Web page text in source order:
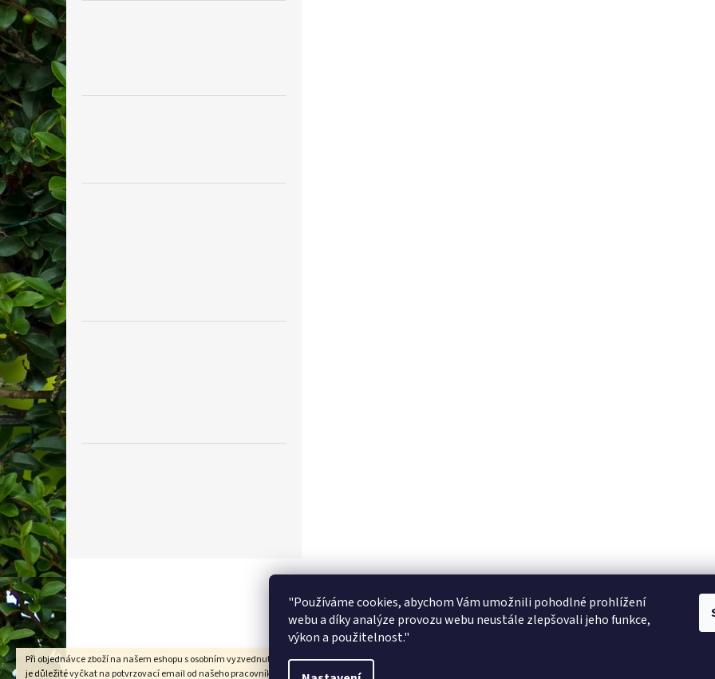
"Používáme cookies, abychom Vám umožnili pohodlné prohlížení
webu a díky analýze provozu webu neustále zlepšovali jeho funkce,
výkon a použitelnost."
Při objednávce zboží na našem eshopu s osobním vyzvednutím na prodejně v Kadani
je důležité vyčkat na potvrzovací email od našeho pracovníka !!! Děkujeme za
Z
á
p
a
t
í
KRMIVA ENERGYS pro koně - GRANULE